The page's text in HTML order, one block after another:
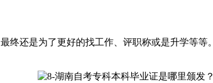
终还是为了更好的找工作、评职称或是升学等等。